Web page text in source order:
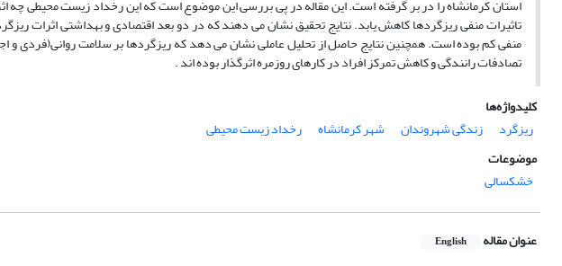
استان کرمانشاه را در بر گرفته است. این مقاله در پی بررسی این موضوع است که این رخداد زیست محیطی چه
تاثیرات منفی ریزگردها کاهش یابد. نتایج تحقیق نشان می دهند که در دو بعد اقتصادی و بهداشتی اثرات
منفی کم بوده است. همچنین نتایج حاصل از تحلیل عاملی نشان می دهد که ریزگردها بر سلامت روانی(فردی و
تصادفات رانندگی و کاهش تمرکز افراد در کارهای روزمره اثرگذار بوده اند .
کلیدواژه‌ها
ریزگرد
زندگی شهروندان شهر کرمانشاه
رخداد زیست محیطی
موضوعات
خشکسالی
عنوان مقاله English